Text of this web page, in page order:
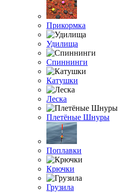
Прикормка
Удилища
Спиннинги
Катушки
Леска
Плетёные Шнуры
Поплавки
Крючки
Грузила